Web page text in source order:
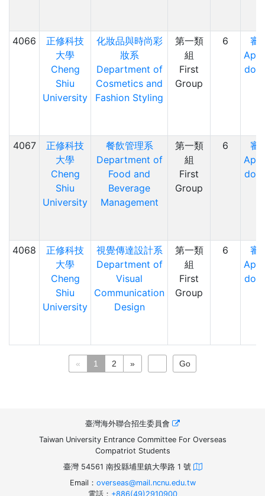
4066
正修科技
大學
Cheng
Shiu
University
化妝品與時尚彩
妝系
Department of
Cosmetics and
Fashion Styling
第一類
組
First
Group
6
審
4067
正修科技
大學
Cheng
Shiu
University
餐飲管理系
Department of
Food and
Beverage
Management
第一類
組
First
Group
6
審
4068
正修科技
大學
Cheng
Shiu
University
視覺傳達設計系
Department of
Visual
Communication
Design
第一類
組
First
Group
6
審
« 1 2 »
臺灣海外聯合招生委員會
Taiwan University Entrance Committee For Overseas
Compatriot Students
臺灣 54561 南投縣埔里鎮大學路 1 號
Email： overseas@mail.ncnu.edu.tw
電話： +886(49)2910900